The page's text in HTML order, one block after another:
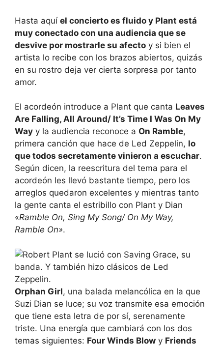
Hasta aquí el concierto es fluido y Plant está
muy conectado con una audiencia que se
desvive por mostrarle su afecto y si bien el
artista lo recibe con los brazos abiertos, quizás
en su rostro deja ver cierta sorpresa por tanto
amor.
El acordeón introduce a Plant que canta Leaves
Are Falling, All Around/ It’s Time I Was On My
Way y la audiencia reconoce a On Ramble,
primera canción que hace de Led Zeppelin, lo
que todos secretamente vinieron a escuchar.
Según dicen, la reescritura del tema para el
acordeón les llevó bastante tiempo, pero los
arreglos quedaron excelentes y mientras tanto
la gente canta el estribillo con Plant y Dian
«Ramble On, Sing My Song/ On My Way,
Ramble On».
Orphan Girl, una balada melancólica en la que
Suzi Dian se luce; su voz transmite esa emoción
que tiene esta letra de por sí, serenamente
triste. Una energía que cambiará con los dos
temas siguientes: Four Winds Blow y Friends